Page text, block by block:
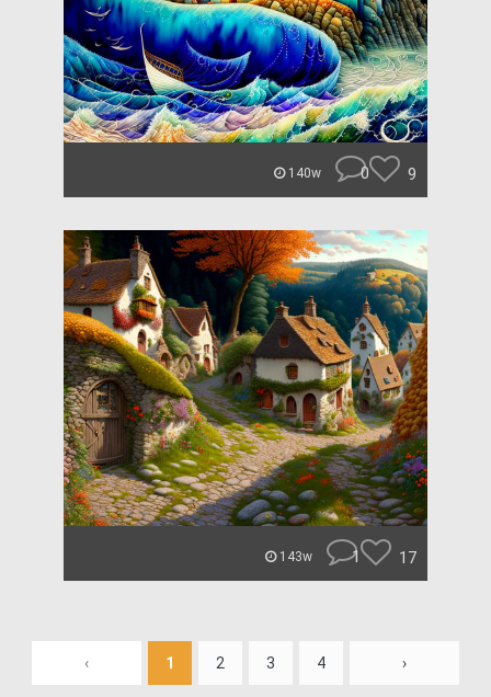
140w 0 9
143w 1 17
‹ 1 2 3 4 ›